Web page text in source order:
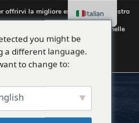
you might be
a different language.
to change to:
offrirvi la migliore esperienza sul nostro
cookie utilizziamo o disattivarli nelle
Italian